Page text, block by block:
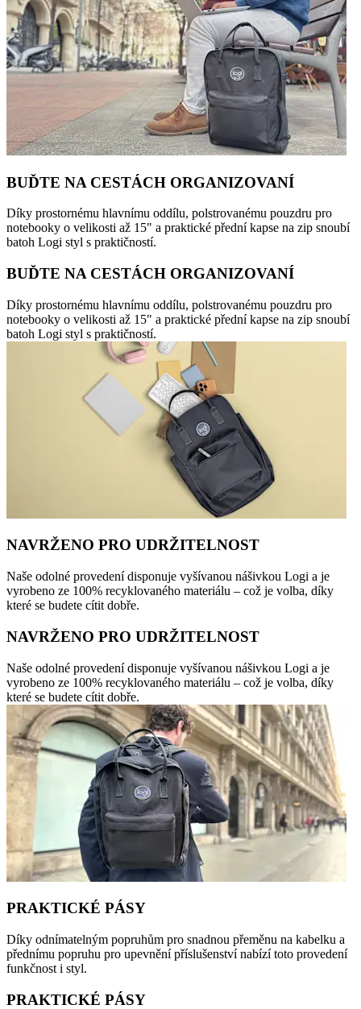
BUĎTE NA CESTÁCH ORGANIZOVANÍ
Díky prostornému hlavnímu oddílu, polstrovanému pouzdru pro
notebooky o velikosti až 15" a praktické přední kapse na zip snoubí
batoh Logi styl s praktičností.
BUĎTE NA CESTÁCH ORGANIZOVANÍ
Díky prostornému hlavnímu oddílu, polstrovanému pouzdru pro
notebooky o velikosti až 15" a praktické přední kapse na zip snoubí
batoh Logi styl s praktičností.
NAVRŽENO PRO UDRŽITELNOST
Naše odolné provedení disponuje vyšívanou nášivkou Logi a je
vyrobeno ze 100% recyklovaného materiálu – což je volba, díky
které se budete cítit dobře.
NAVRŽENO PRO UDRŽITELNOST
Naše odolné provedení disponuje vyšívanou nášivkou Logi a je
vyrobeno ze 100% recyklovaného materiálu – což je volba, díky
které se budete cítit dobře.
PRAKTICKÉ PÁSY
Díky odnímatelným popruhům pro snadnou přeměnu na kabelku a
přednímu popruhu pro upevnění příslušenství nabízí toto provedení
funkčnost i styl.
PRAKTICKÉ PÁSY